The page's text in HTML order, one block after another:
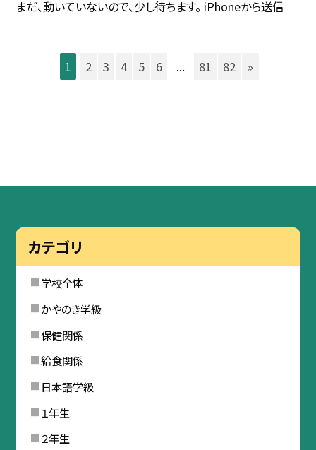
まだ、動いていないので、少し待ちます。 iPhoneから送信
1 2 3 4 5 6 ... 81 82 »
カテゴリ
学校全体
かやのき学級
保健関係
給食関係
日本語学級
１年生
２年生